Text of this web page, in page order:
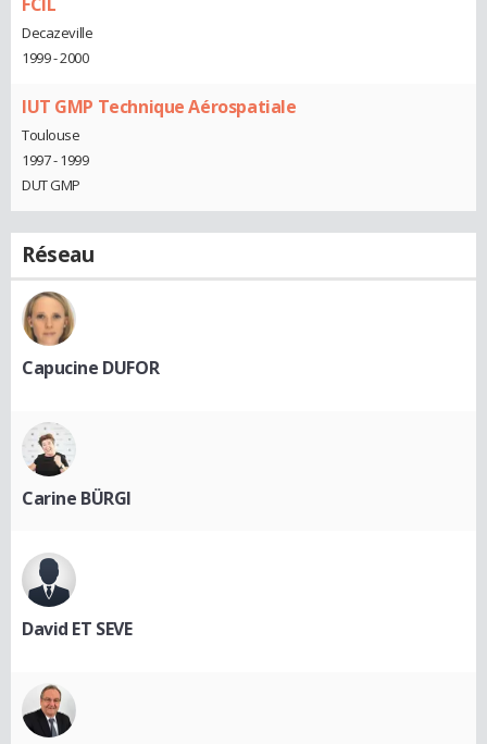
FCIL
Decazeville
1999 - 2000
IUT GMP Technique Aérospatiale
Toulouse
1997 - 1999
DUT GMP
Réseau
Capucine DUFOR
Carine BÜRGI
David ET SEVE